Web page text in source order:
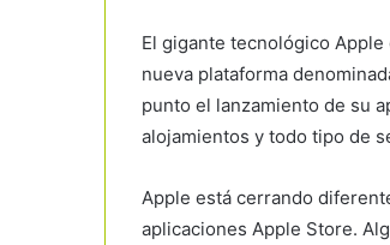
El gigante tecnológico
nueva plataforma
punto el lanzamiento de su
alojamientos y todo tipo de
Apple está cerrando
aplicaciones Apple Store.